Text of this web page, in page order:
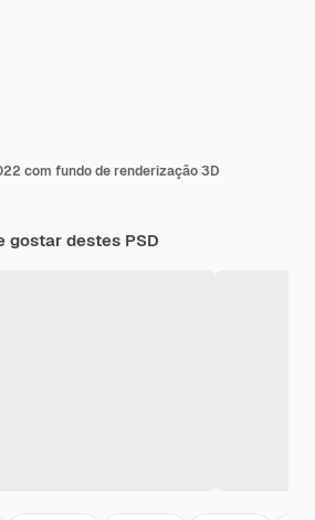
com fundo de renderização 3D
gostar destes PSD